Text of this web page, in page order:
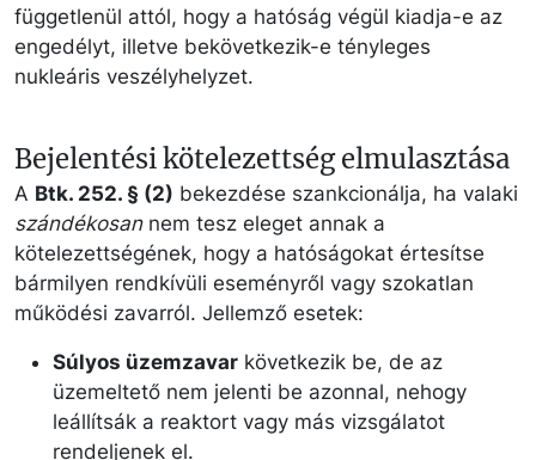
függetlenül attól, hogy a hatóság végül kiadja-e az
engedélyt, illetve bekövetkezik-e tényleges
nukleáris veszélyhelyzet.
Bejelentési kötelezettség elmulasztása
A Btk. 252. § (2) bekezdése szankcionálja, ha valaki
szándékosannem tesz eleget annak a
kötelezettségének, hogy a hatóságokat értesítse
bármilyen rendkívüli eseményről vagy szokatlan
működési zavarról. Jellemző esetek:
Súlyos üzemzavar következik be, de az
üzemeltető nem jelenti be azonnal, nehogy
leállítsák a reaktort vagy más vizsgálatot
rendeljenek el.